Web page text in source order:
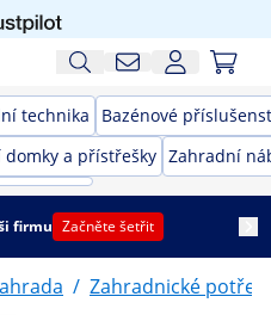
technika
Bazénové
a přístřešky Zahradní
firmu Začněte šetřit
/ Zahradnické